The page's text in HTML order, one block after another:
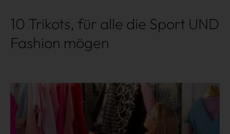
Shopping
Gossip
Experience
Win Win
10 Trikots, für alle die Sport UND
Fashion mögen
Mehr lesen